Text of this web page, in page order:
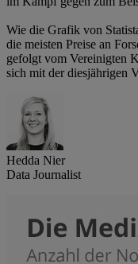
Wie die Grafik von
die meisten Preise an
gefolgt vom Vereinigten
sich mit der diesjährigen
Hedda Nier
Data Journalist